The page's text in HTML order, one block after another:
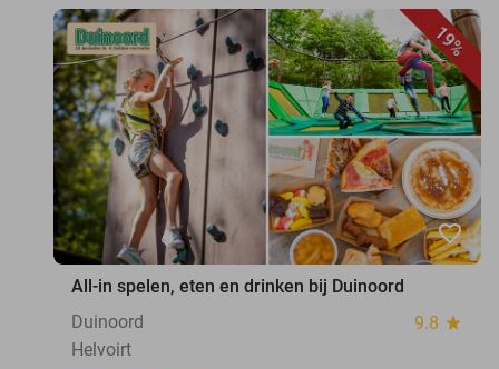
19%
favorite_border
All-in spelen, eten en drinken bij Duinoord
Duinoord
9.8 star
Helvoirt